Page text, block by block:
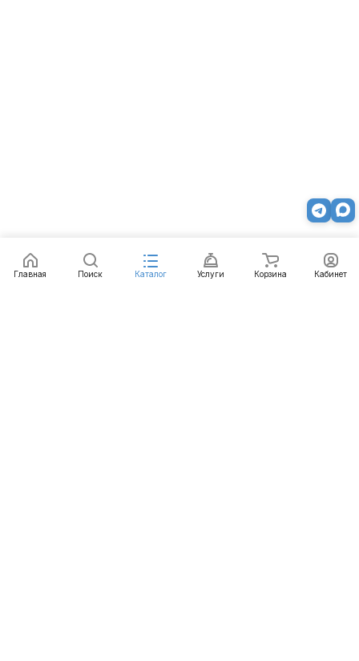
Главная Поиск Каталог Услуги Корзина Кабинет